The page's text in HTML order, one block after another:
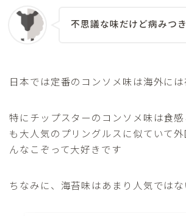
不思議な味だけど病みつ
日本では定番のコンソメ味は海外に
特にチップスターのコンソメ味は食
も大人気のプリングルスに似ていて
んなこぞって大好きです
ちなみに、海苔味はあまり人気では